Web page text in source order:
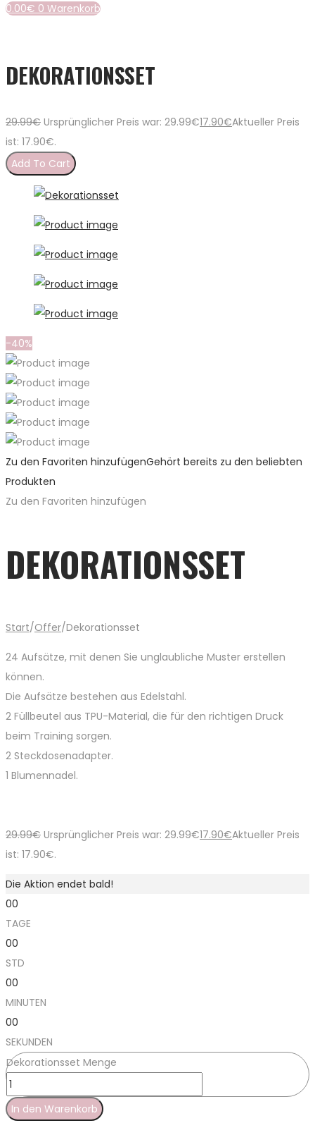
0.00€ 0 Warenkorb
DEKORATIONSSET
29.99€ Ursprünglicher Preis war: 29.99€17.90€Aktueller Preis
ist: 17.90€.
Add To Cart
-40%
Zu den Favoriten hinzufügenGehört bereits zu den beliebten
Produkten
Zu den Favoriten hinzufügen
DEKORATIONSSET
Start/Offer/Dekorationsset
24 Aufsätze, mit denen Sie unglaubliche Muster erstellen
können.
Die Aufsätze bestehen aus Edelstahl.
2 Füllbeutel aus TPU-Material, die für den richtigen Druck
beim Training sorgen.
2 Steckdosenadapter.
1 Blumennadel.
29.99€ Ursprünglicher Preis war: 29.99€17.90€Aktueller Preis
ist: 17.90€.
Die Aktion endet bald!
00
TAGE
00
STD
00
MINUTEN
00
SEKUNDEN
Dekorationsset Menge
In den Warenkorb